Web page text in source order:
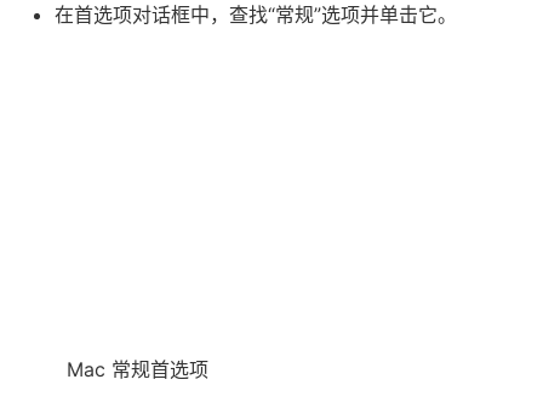
在首选项对话框中，查找“常规”选项并单击它。
Mac 常规首选项